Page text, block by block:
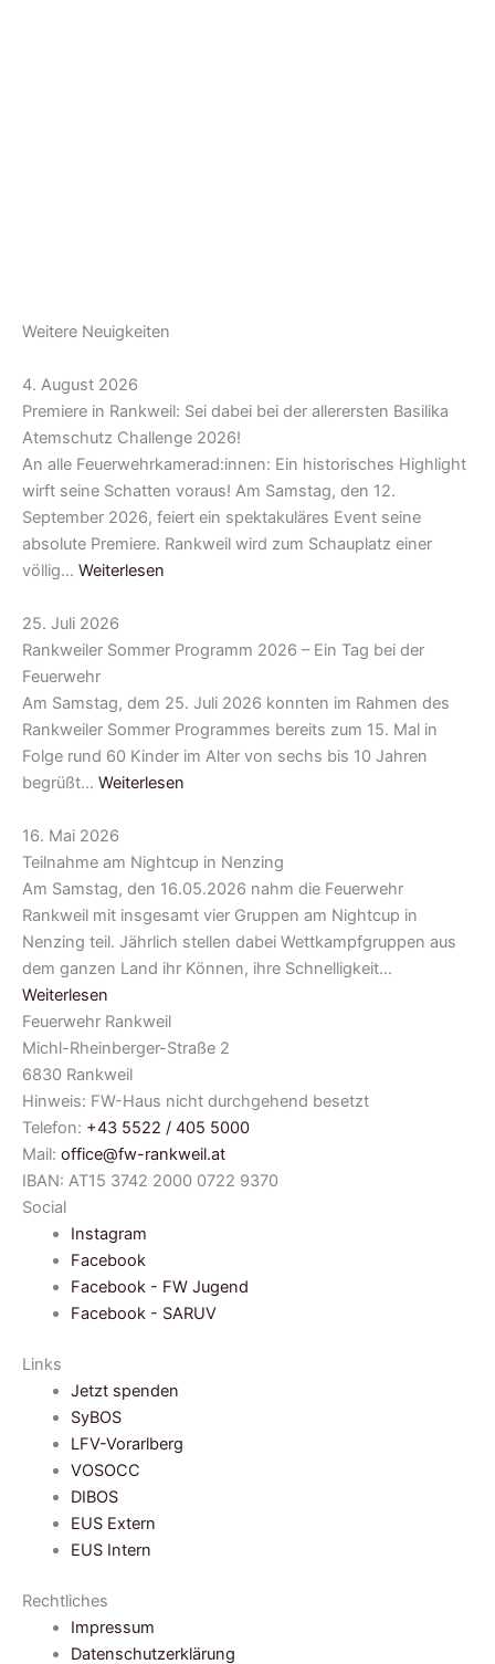
Weitere Neuigkeiten
4. August 2026
Premiere in Rankweil: Sei dabei bei der allerersten Basilika
Atemschutz Challenge 2026!
An alle Feuerwehrkamerad:innen: Ein historisches Highlight
wirft seine Schatten voraus! Am Samstag, den 12.
September 2026, feiert ein spektakuläres Event seine
absolute Premiere. Rankweil wird zum Schauplatz einer
völlig… Weiterlesen
25. Juli 2026
Rankweiler Sommer Programm 2026 – Ein Tag bei der
Feuerwehr
Am Samstag, dem 25. Juli 2026 konnten im Rahmen des
Rankweiler Sommer Programmes bereits zum 15. Mal in
Folge rund 60 Kinder im Alter von sechs bis 10 Jahren
begrüßt… Weiterlesen
16. Mai 2026
Teilnahme am Nightcup in Nenzing
Am Samstag, den 16.05.2026 nahm die Feuerwehr
Rankweil mit insgesamt vier Gruppen am Nightcup in
Nenzing teil. Jährlich stellen dabei Wettkampfgruppen aus
dem ganzen Land ihr Können, ihre Schnelligkeit…
Weiterlesen
Feuerwehr Rankweil
Michl-Rheinberger-Straße 2
6830 Rankweil
Hinweis: FW-Haus nicht durchgehend besetzt
Telefon: +43 5522 / 405 5000
Mail: office@fw-rankweil.at
IBAN: AT15 3742 2000 0722 9370
Social
Instagram
Facebook
Facebook - FW Jugend
Facebook - SARUV
Links
Jetzt spenden
SyBOS
LFV-Vorarlberg
VOSOCC
DIBOS
EUS Extern
EUS Intern
Rechtliches
Impressum
Datenschutzerklärung